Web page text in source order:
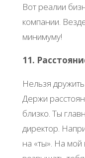
Вот реалии
компании.
минимуму!
11.
Нельзя
Держи
близко. Ты
директор.
на «ты». На мой